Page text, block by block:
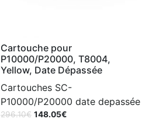
Cartouche pour
P10000/P20000, T8004,
Yellow, Date Dépassée
Cartouches SC-
P10000/P20000 date depassée
296.10€ 148.05€